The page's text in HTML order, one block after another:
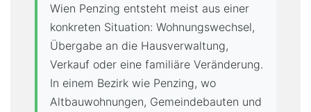
Wien Penzing entsteht meist aus einer
konkreten Situation: Wohnungswechsel,
Übergabe an die Hausverwaltung,
Verkauf oder eine familiäre Veränderung.
In einem Bezirk wie Penzing, wo
Altbauwohnungen, Gemeindebauten und